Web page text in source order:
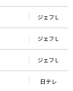
ジェフＬ
ジェフＬ
ジェフＬ
日テレ